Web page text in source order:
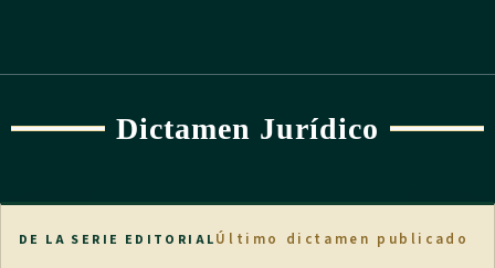
Dictamen Jurídico
DE LA SERIE EDITORIALÚltimo dictamen publicado